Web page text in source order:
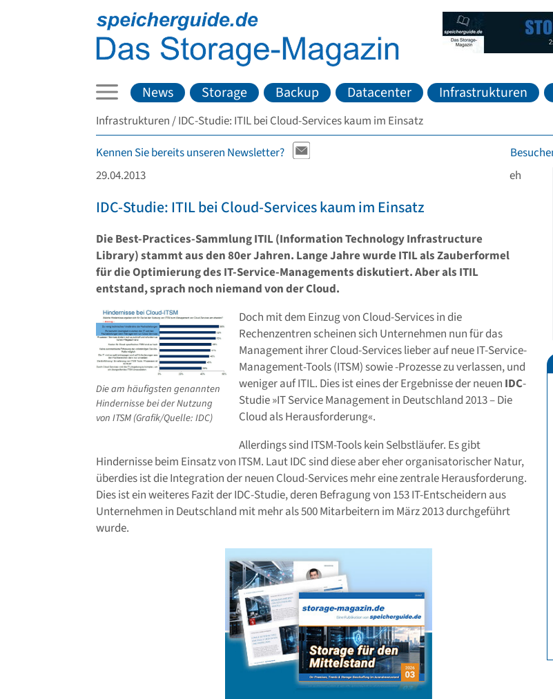
News Storage Backup Datacenter Infrastrukturen
Infrastrukturen IDC-Studie: ITIL bei Cloud-Services kaum im Einsatz
Kennen Sie bereits unseren Newsletter?
29.04.2013
eh
IDC-Studie: ITIL bei Cloud-Services kaum im Einsatz
Die Best-Practices-Sammlung ITIL (Information Technology Infrastructure
Library) stammt aus den 80er Jahren. Lange Jahre wurde ITIL als Zauberformel
für die Optimierung des IT-Service-Managements diskutiert. Aber als ITIL
entstand, sprach noch niemand von der Cloud.
Die am häufigsten genannten
Hindernisse bei der Nutzung
von ITSM (Grafik/Quelle: IDC)
Doch mit dem Einzug von Cloud-Services in die
Rechenzentren scheinen sich Unternehmen nun für das
Management ihrer Cloud-Services lieber auf neue IT-Service-
Management-Tools (ITSM) sowie -Prozesse zu verlassen, und
weniger auf ITIL. Dies ist eines der Ergebnisse der neuen IDC-
Studie »IT Service Management in Deutschland 2013 – Die
Cloud als Herausforderung«.
Allerdings sind ITSM-Tools kein Selbstläufer. Es gibt
Hindernisse beim Einsatz von ITSM. Laut IDC sind diese aber eher organisatorischer Natur,
überdies ist die Integration der neuen Cloud-Services mehr eine zentrale Herausforderung.
Dies ist ein weiteres Fazit der IDC-Studie, deren Befragung von 153 IT-Entscheidern aus
Unternehmen in Deutschland mit mehr als 500 Mitarbeitern im März 2013 durchgeführt
wurde.